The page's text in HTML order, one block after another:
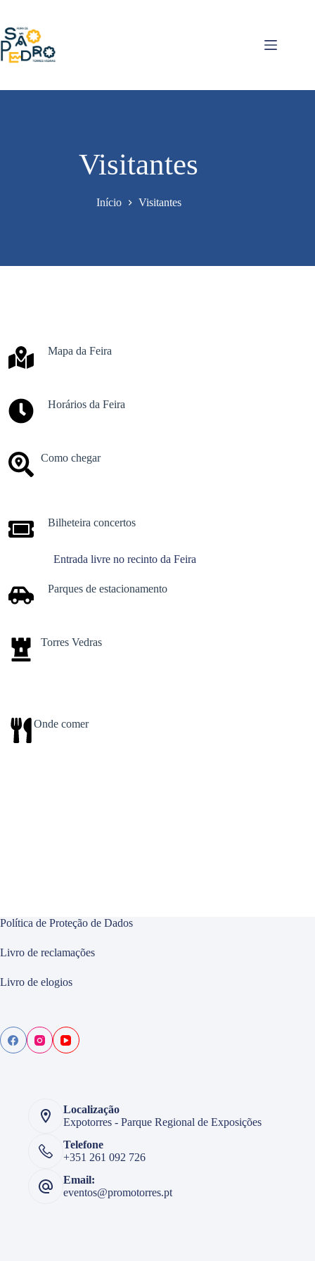
o
conteúdo
Visitantes
Início Visitantes
Mapa da Feira
Horários da Feira
Como chegar
Bilheteira concertos
Entrada livre no recinto da Feira
Parques de estacionamento
Torres Vedras
Onde comer
Política de Proteção de Dados
Livro de reclamações
Livro de elogios
Localização
Expotorres - Parque Regional de Exposições
Telefone
+351 261 092 726
Email:
eventos@promotorres.pt